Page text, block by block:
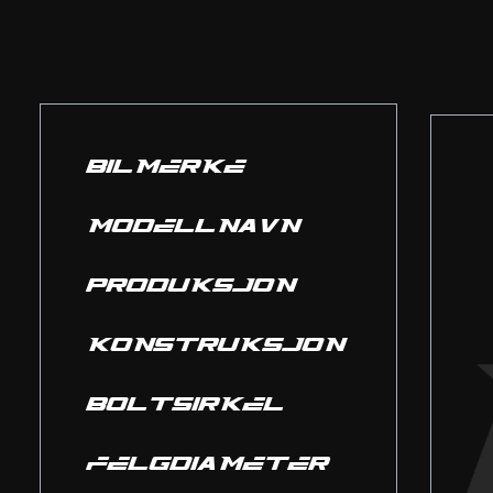
BILMERKE
MODELLNAVN
PRODUKSJON
KONSTRUKSJON
BOLTSIRKEL
FELGDIAMETER